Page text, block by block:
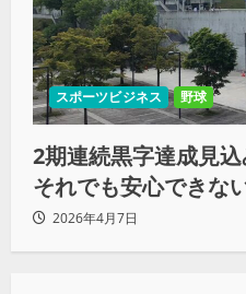
スポーツビジネス 野球
2期連続黒字達成見込
それでも安心できな
持続的スタジアム運営
2026年4月7日